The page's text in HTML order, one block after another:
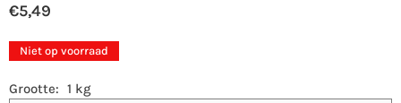
Normale
prijs
€5,49
Niet op voorraad
Grootte: 1 kg